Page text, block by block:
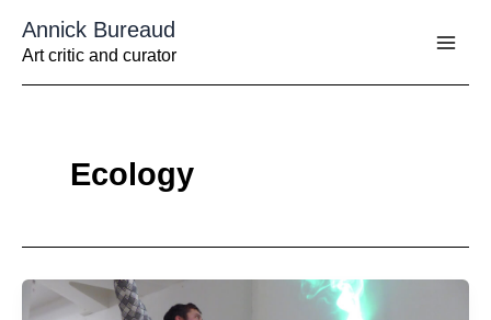
contenu
Annick Bureaud
Art critic and curator
Ecology